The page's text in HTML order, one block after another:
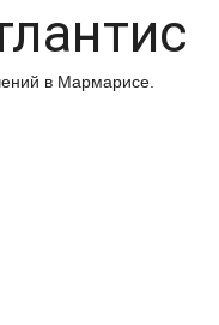
в Мармарисе.